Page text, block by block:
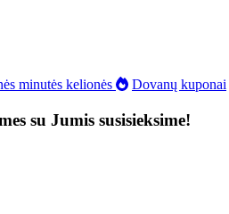
minutės kelionės Dovanų kuponai
su Jumis susisieksime!